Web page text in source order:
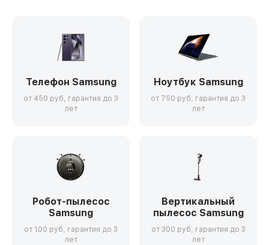
Телефон Samsung
от 450 руб, гарантия до 3
лет
Ноутбук Samsung
от 750 руб, гарантия до 3
лет
Робот-пылесос
Samsung
от 100 руб, гарантия до 3
лет
Вертикальный
пылесос Samsung
от 300 руб, гарантия до 3
лет